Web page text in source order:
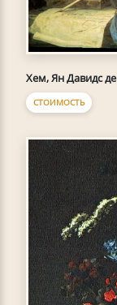
Хем, Ян Давидс де
СТОИМОСТЬ